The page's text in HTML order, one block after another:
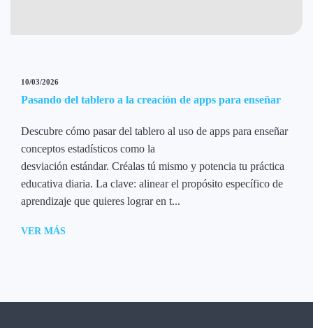
10/03/2026
Pasando del tablero a la creación de apps para enseñar
Descubre cómo pasar del tablero al uso de apps para enseñar
conceptos estadísticos como la
desviación estándar. Créalas tú mismo y potencia tu práctica
educativa diaria. La clave: alinear el propósito específico de
aprendizaje que quieres lograr en t...
VER MÁS